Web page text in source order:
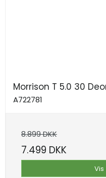
Morrison T 5.0 30
A722781
8.899 DKK
7.499 DKK